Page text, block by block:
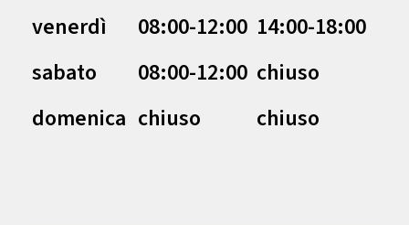
venerdì
08:00-12:00 14:00-18:00
sabato
08:00-12:00 chiuso
domenica chiuso chiuso